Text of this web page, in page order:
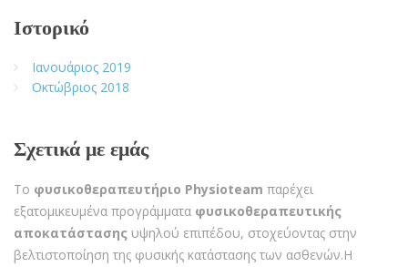
Ιστορικό
Ιανουάριος 2019
Οκτώβριος 2018
Σχετικά με εμάς
Το φυσικοθεραπευτήριο Physioteam παρέχει
εξατομικευμένα προγράμματα φυσικοθεραπευτικής
αποκατάστασης υψηλού επιπέδου, στοχεύοντας στην
βελτιστοποίηση της φυσικής κατάστασης των ασθενών.Η